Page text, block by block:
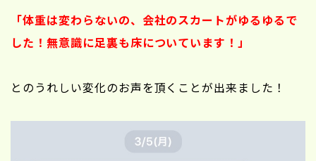
「体重は変わらないの、会社のスカートがゆるゆるで
した！無意識に足裏も床についています！」
とのうれしい変化のお声を頂くことが出来ました！